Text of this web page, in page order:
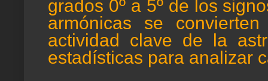
grados 0º a 5º de los
armónicas se
actividad clave de la
estadísticas para analizar